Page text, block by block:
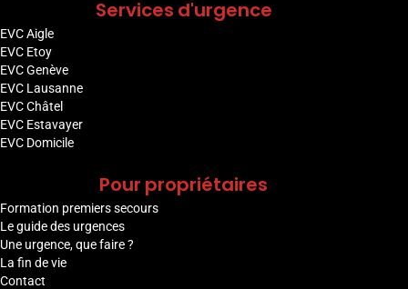
Services d'urgence
EVC Aigle
EVC Etoy
EVC Genève
EVC Lausanne
EVC Châtel
EVC Estavayer
EVC Domicile
Pour propriétaires
Formation premiers secours
Le guide des urgences
Une urgence, que faire ?
La fin de vie
Contact